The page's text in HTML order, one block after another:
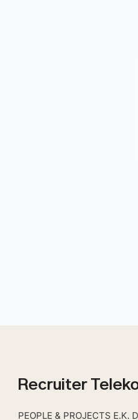
Recruiter
PEOPLE & PROJECTS E.K.